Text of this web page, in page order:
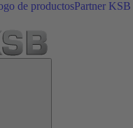
de productosPartner KSB